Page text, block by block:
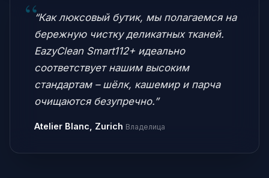
“Как люксовый бутик, мы полагаемся на
бережную чистку деликатных тканей.
EazyClean Smart112+ идеально
соответствует нашим высоким
стандартам – шёлк, кашемир и парча
очищаются безупречно.”
Atelier Blanc, Zurich Владелица